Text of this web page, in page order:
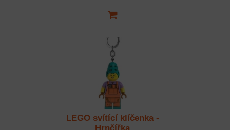
LEGO svítící klíčenka -